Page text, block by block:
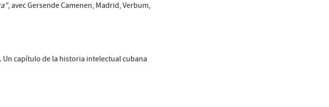
, avec Gersende Camenen, Madrid, Verbum,
capítulo de la historia intelectual cubana